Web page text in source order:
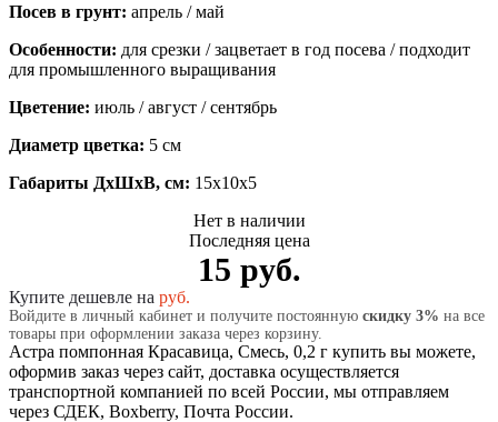
Посев в грунт: апрель / май
Особенности: для срезки / зацветает в год посева / подходит
для промышленного выращивания
Цветение: июль / август / сентябрь
Диаметр цветка: 5 см
Габариты ДхШхВ, см: 15x10x5
Нет в наличии
Последняя цена
15 руб.
Купите дешевле на руб.
Войдите в личный кабинет и получите постоянную скидку 3% на все
товары при оформлении заказа через корзину.
Астра помпонная Красавица, Смесь, 0,2 г купить вы можете,
оформив заказ через сайт, доставка осуществляется
транспортной компанией по всей России, мы отправляем
через СДЕК, Boxberry, Почта России.